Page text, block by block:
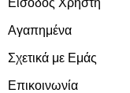
Είσοδος Χρήστη
Αγαπημένα
Σχετικά με Εμάς
Επικοινωνία